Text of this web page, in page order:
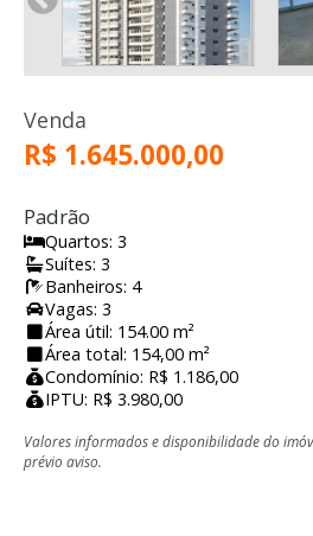
Venda
R$ 1.645.000,00
Padrão
Quartos: 3
Suítes: 3
Banheiros: 4
Vagas: 3
Área útil: 154.00 m²
Área total: 154,00 m²
Condomínio: R$ 1.186,00
IPTU: R$ 3.980,00
Valores informados e disponibilidade do
prévio aviso.